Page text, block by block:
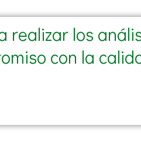
realizar los
con la